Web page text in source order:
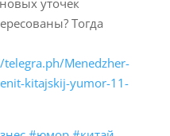
уточек
Тогда
Menedzher-
kitajskij-yumor-11-